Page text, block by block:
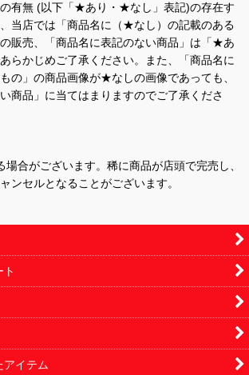
有無 (以下「★あり・★なし」表記)の存在す
当店では「商品名に（★なし）の記載のある
販売、「商品名に表記のない商品」は「★あ
らかじめご了承ください。また、「商品名に
の」の商品画像が★なしの画像であっても、
商品」に当てはまりますのでご了承くださ
場合がございます。稀に商品が店頭で完売し、
ンセルとなることがございます。
アイテム